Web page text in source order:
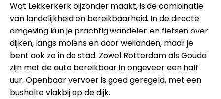
Wat Lekkerkerk bijzonder maakt, is de combinatie
van landelijkheid en bereikbaarheid. In de directe
omgeving kun je prachtig wandelen en fietsen over
dijken, langs molens en door weilanden, maar je
bent ook zo in de stad. Zowel Rotterdam als Gouda
zijn met de auto bereikbaar in ongeveer een half
uur. Openbaar vervoer is goed geregeld, met een
bushalte vlakbij op de dijk.